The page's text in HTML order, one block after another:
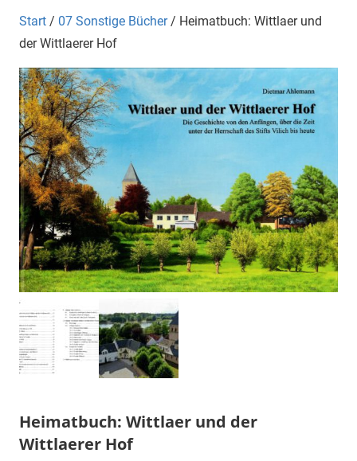
Start / 07 Sonstige Bücher/ Heimatbuch: Wittlaer und
der Wittlaerer Hof
Heimatbuch: Wittlaer und der
Wittlaerer Hof